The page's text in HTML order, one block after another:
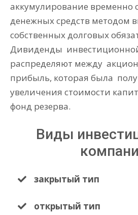
аккумулирование временно
денежных средств методом
собственных долговых
Дивиденды
распределяют между
прибыль, которая была
увеличения стоимости
фонд резерва.
Виды
закрытый тип
открытый тип